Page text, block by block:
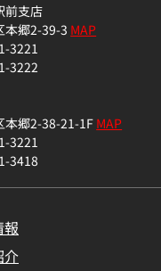
前支店
本郷2-39-3 MAP
3221
3222
本郷2-38-21-1FMAP
3221
3418
報
介